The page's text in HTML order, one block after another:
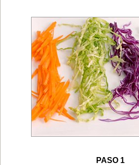
PASO 1